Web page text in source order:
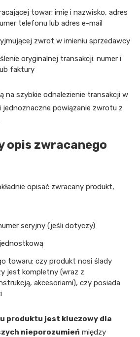
towar: imię i nazwisko, adres
telefonu lub adres e-mail
zwrot w imieniu sprzedawcy
oryginalnej transakcji: numer i
faktury
na szybkie odnalezienie transakcji w
powiązanie zwrotu z
opis zwracanego
opisać zwracany produkt,
seryjny (jeśli dotyczy)
towaru: czy produkt nosi ślady
jest kompletny (wraz z
akcesoriami), czy posiada
produktu jest kluczowy dla
nieporozumień między